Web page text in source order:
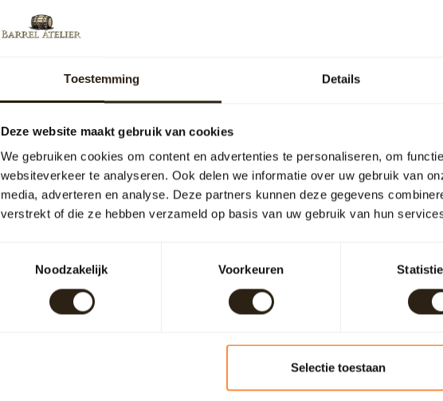
Toestemming Details
Deze website maakt gebruik van cookies
We gebruiken cookies om content en advertenties te personaliseren, om
websiteverkeer te analyseren. Ook delen we informatie over uw gebruik van
media, adverteren en analyse. Deze partners kunnen deze gegevens
verstrekt of die ze hebben verzameld op basis van uw gebruik van hun
Noodzakelijk
Voorkeuren
Selectie toestaan